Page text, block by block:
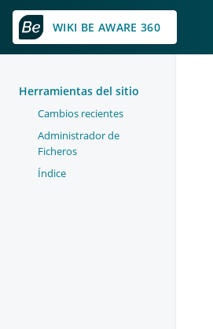
WIKI BE AWARE 360
Herramientas del sitio
Cambios recientes
Administrador de
Ficheros
Índice